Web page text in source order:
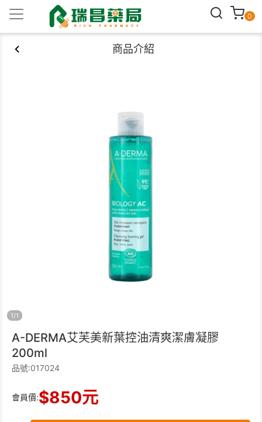
0
商品介紹
1/1
A-DERMA艾芙美新葉控油清爽潔膚凝膠
200ml
品號:017024
會員價:$850元